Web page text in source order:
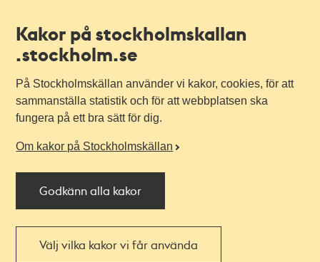
Kakor på stockholmskallan
.stockholm.se
På Stockholmskällan använder vi kakor, cookies, för att
sammanställa statistik och för att webbplatsen ska
fungera på ett bra sätt för dig.
Om kakor på Stockholmskällan
Godkänn alla kakor
Välj vilka kakor vi får använda